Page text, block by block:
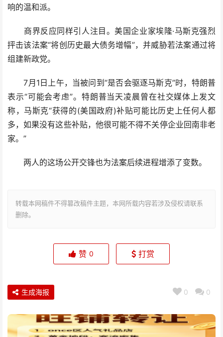
响的温和派。
商界反应同样引人注目。美国企业家埃隆·马斯克强烈
抨击该法案“将创历史最大债务增幅”，并威胁若法案通过将
组建新政党。
7月1日上午，当被问到“是否会驱逐马斯克”时，特朗普
表示“可能会考虑”。特朗普当天凌晨曾在社交媒体上发文
称，马斯克“获得的(美国政府)补贴可能比历史上任何人都
多，如果没有这些补贴，他很可能不得不关停企业回南非老
家。”
两人的这场公开交锋也为法案后续进程增添了变数。
转载本网稿件不得篡改稿件主题，本网所载内容若涉及侵权请联系
删除。
赞 0 打赏
0 0
生成海报